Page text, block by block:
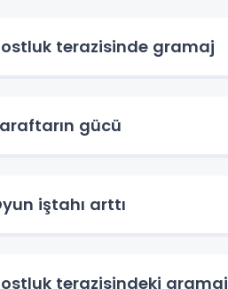
terazisinde gramaj
gücü
iştahı arttı
terazisindeki gramaj